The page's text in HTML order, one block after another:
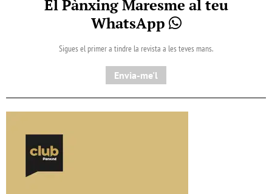
El Pànxing Maresme al teu
WhatsApp
Sigues el primer a tindre la revista a les teves mans.
Envia-me'l